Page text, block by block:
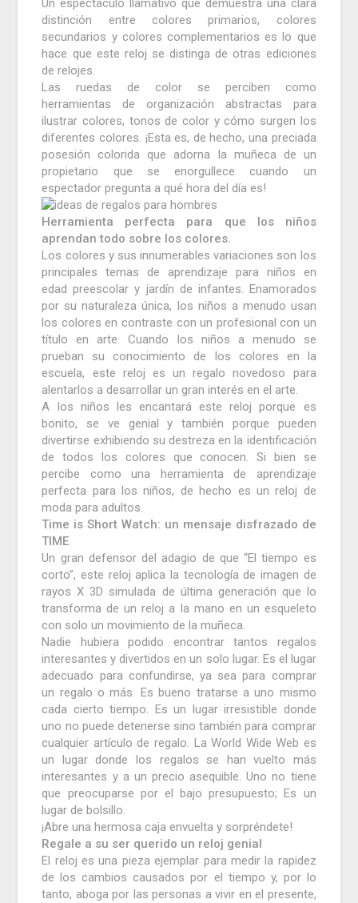
Un espectáculo llamativo que demuestra una clara
distinción entre colores primarios, colores
secundarios y colores complementarios es lo que
hace que este reloj se distinga de otras ediciones
de relojes.
Las ruedas de color se perciben como
herramientas de organización abstractas para
ilustrar colores, tonos de color y cómo surgen los
diferentes colores. ¡Esta es, de hecho, una preciada
posesión colorida que adorna la muñeca de un
propietario que se enorgullece cuando un
espectador pregunta a qué hora del día es!
Herramienta perfecta para que los niños
aprendan todo sobre los colores.
Los colores y sus innumerables variaciones son los
principales temas de aprendizaje para niños en
edad preescolar y jardín de infantes. Enamorados
por su naturaleza única, los niños a menudo usan
los colores en contraste con un profesional con un
título en arte.Cuando los niños a menudo se
prueban su conocimiento de los colores en la
escuela, este reloj es un regalo novedoso para
alentarlos a desarrollar un gran interés en el arte.
A los niños les encantará este reloj porque es
bonito, se ve genial y también porque pueden
divertirse exhibiendo su destreza en la identificación
de todos los colores que conocen.Si bien se
percibe como una herramienta de aprendizaje
perfecta para los niños, de hecho es un reloj de
moda para adultos.
Time is Short Watch: un mensaje disfrazado de
TIME
Un gran defensor del adagio de que “El tiempo es
corto”, este reloj aplica la tecnología de imagen de
rayos X 3D simulada de última generación que lo
transforma de un reloj a la mano en un esqueleto
con solo un movimiento de la muñeca.
Nadie hubiera podido encontrar tantos regalos
interesantes y divertidos en un solo lugar. Es el lugar
adecuado para confundirse, ya sea para comprar
un regalo o más. Es bueno tratarse a uno mismo
cada cierto tiempo. Es un lugar irresistible donde
uno no puede detenerse sino también para comprar
cualquier artículo de regalo. La World Wide Web es
un lugar donde los regalos se han vuelto más
interesantes y a un precio asequible.Uno no tiene
que preocuparse por el bajo presupuesto;Es un
lugar de bolsillo.
¡Abre una hermosa caja envuelta y sorpréndete!
Regale a su ser querido un reloj genial
El reloj es una pieza ejemplar para medir la rapidez
de los cambios causados ​​por el tiempo y, por lo
tanto, aboga por las personas a vivir en el presente,